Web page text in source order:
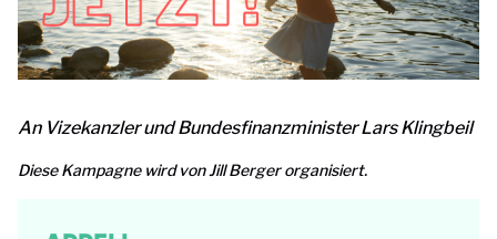
An Vizekanzler und Bundesfinanzminister Lars Klingbeil
Diese Kampagne wird von Jill Berger organisiert.